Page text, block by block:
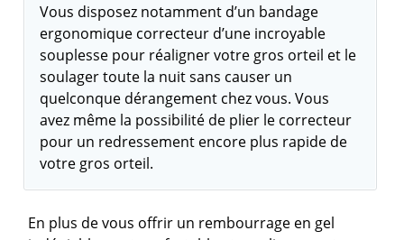
Vous disposez notamment d’un bandage
ergonomique correcteur d’une incroyable
souplesse pour réaligner votre gros orteil et le
soulager toute la nuit sans causer un
quelconque dérangement chez vous. Vous
avez même la possibilité de plier le correcteur
pour un redressement encore plus rapide de
votre gros orteil.
En plus de vous offrir un rembourrage en gel